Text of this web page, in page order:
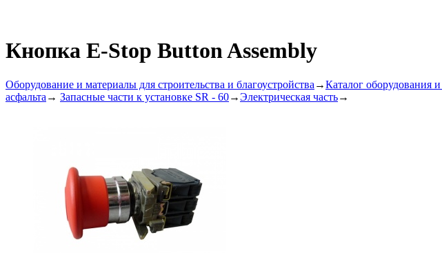
Кнопка E-Stop Button Assembly
Оборудование и материалы для строительства и благоустройства →Каталог оборудования
асфальта → Запасные части к установке SR - 60→Электрическая часть→